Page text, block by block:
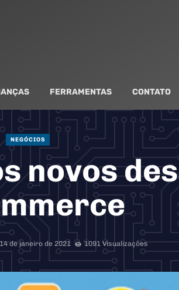
FERRAMENTAS CONTATO
NEGÓCIOS
novos
14 de janeiro de 2021 1091 Visualizações